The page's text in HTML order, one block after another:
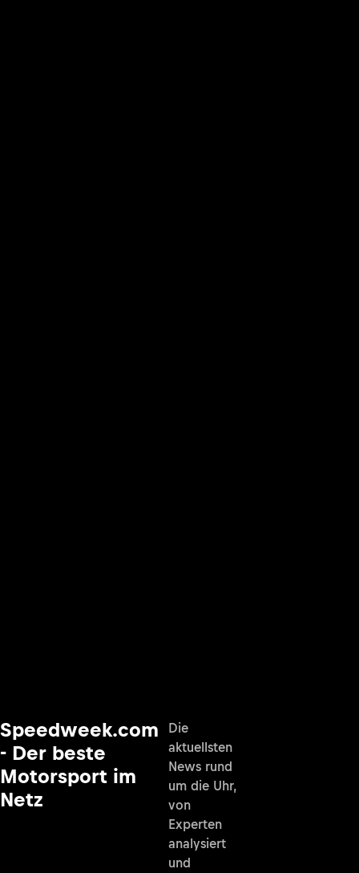
Speedweek.com
- Der beste
Motorsport im
Netz
Die
aktuellsten
News rund
um die Uhr,
von
Experten
analysiert
und